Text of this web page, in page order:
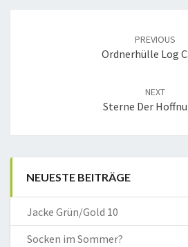
PREVIOUS
Ordnerhülle Log
NEXT
Sterne Der
NEUESTE BEITRÄGE
Jacke Grün/Gold 10
Socken im Sommer?